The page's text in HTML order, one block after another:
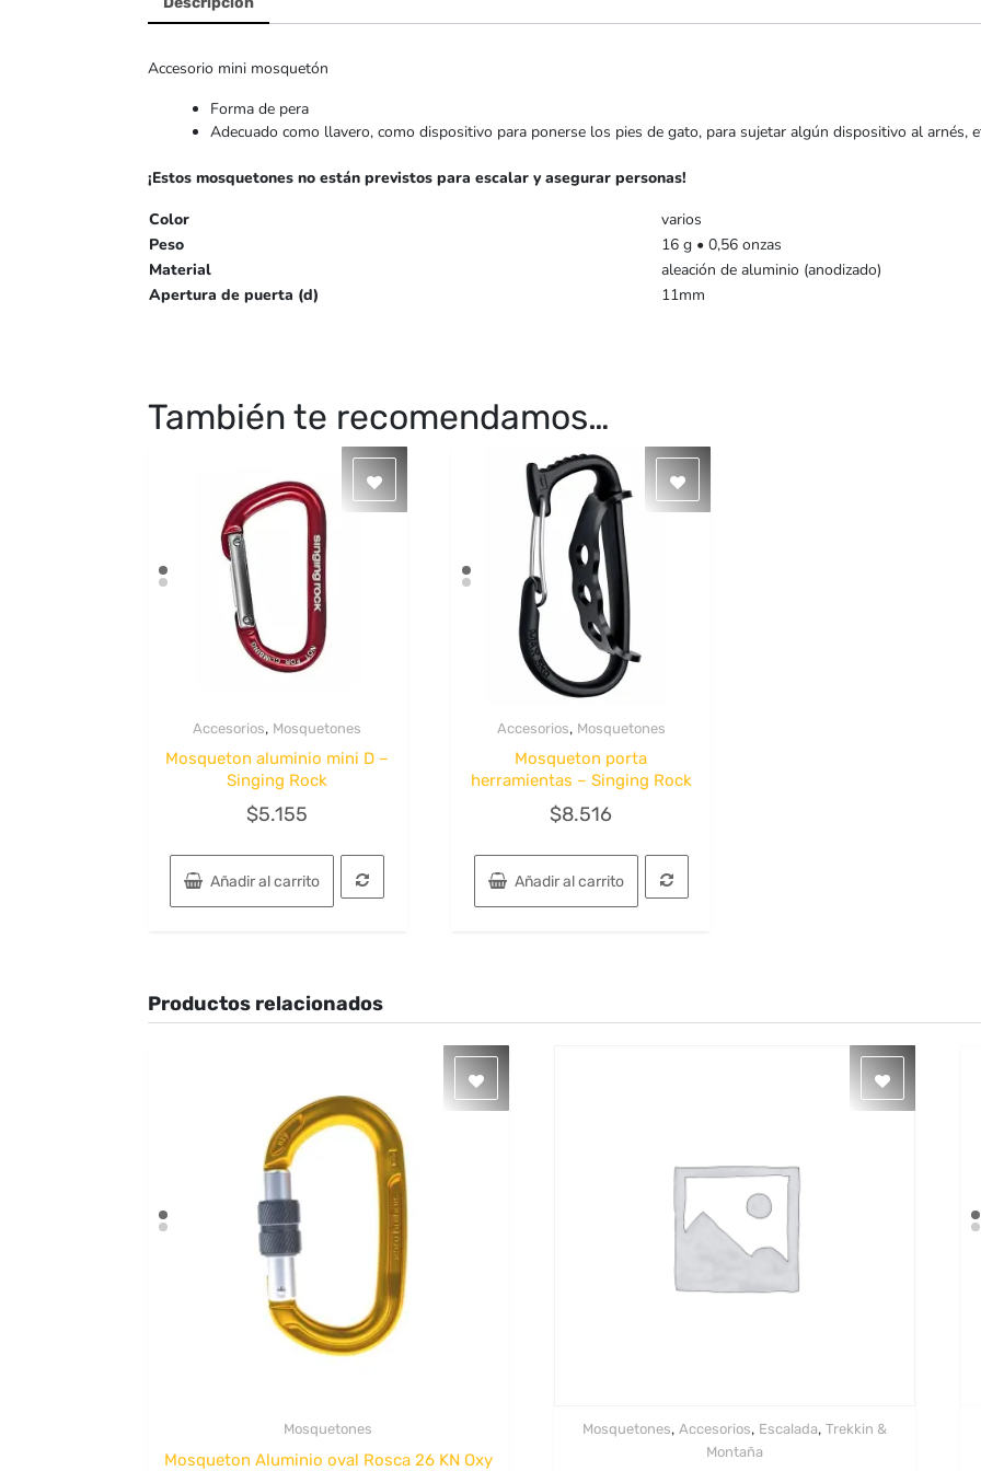
Accesorio mini mosquetón
Forma de pera
Adecuado como llavero, como dispositivo para ponerse los pies de gato, para sujetar algún dispositivo al arnés,
¡Estos mosquetones no están previstos para escalar y asegurar personas!
Color
varios
Peso
16 g • 0,56 onzas
Material
aleación de aluminio (anodizado)
Apertura de puerta (d)
11mm
También te recomendamos…
Accesorios, Mosquetones
Mosqueton aluminio mini D –
Singing Rock
$5.155
Añadir al carrito
Accesorios, Mosquetones
Mosqueton porta
herramientas – Singing Rock
$8.516
Añadir al carrito
Productos relacionados
Mosquetones
Mosqueton Aluminio oval Rosca 26 KN Oxy
Quick View
Mosquetones,Accesorios, Escalada,Trekkin &
Montaña